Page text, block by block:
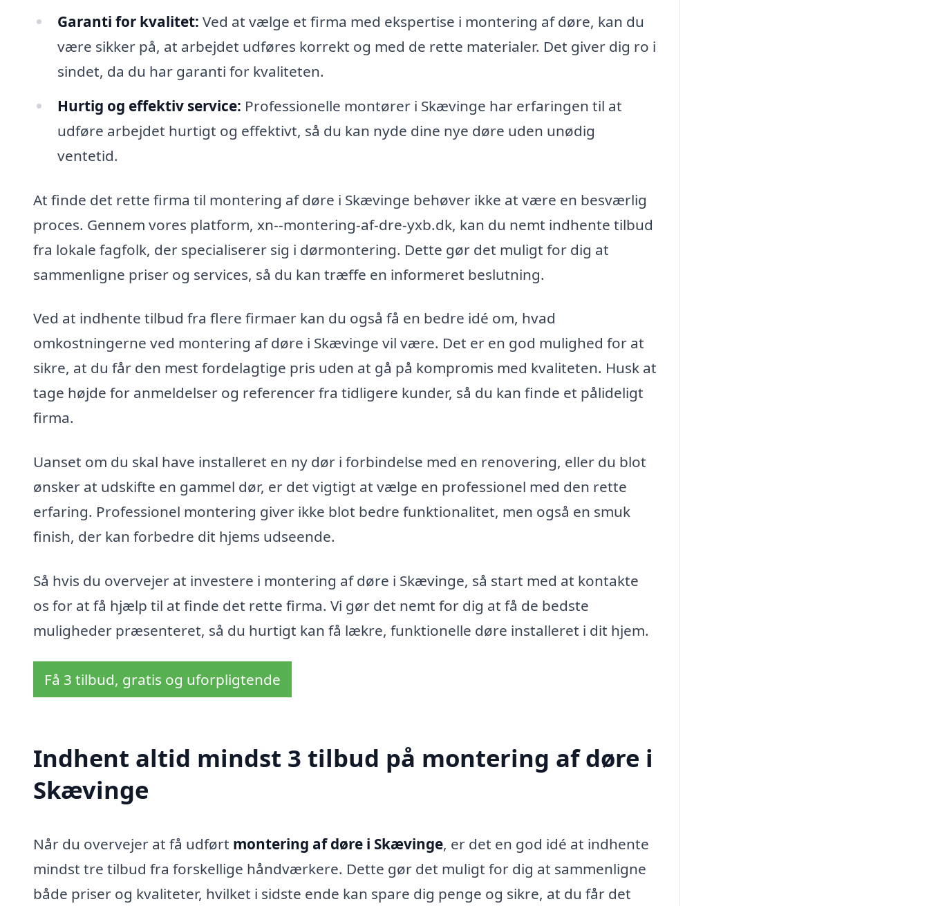
Garanti for kvalitet: Ved at vælge et firma med ekspertise i montering af døre, kan du
være sikker på, at arbejdet udføres korrekt og med de rette materialer. Det giver dig ro i
sindet, da du har garanti for kvaliteten.
Hurtig og effektiv service: Professionelle montører i Skævinge har erfaringen til at
udføre arbejdet hurtigt og effektivt, så du kan nyde dine nye døre uden unødig
ventetid.
At finde det rette firma til montering af døre i Skævinge behøver ikke at være en besværlig
proces. Gennem vores platform, xn--montering-af-dre-yxb.dk, kan du nemt indhente tilbud
fra lokale fagfolk, der specialiserer sig i dørmontering. Dette gør det muligt for dig at
sammenligne priser og services, så du kan træffe en informeret beslutning.
Ved at indhente tilbud fra flere firmaer kan du også få en bedre idé om, hvad
omkostningerne ved montering af døre i Skævinge vil være. Det er en god mulighed for at
sikre, at du får den mest fordelagtige pris uden at gå på kompromis med kvaliteten. Husk at
tage højde for anmeldelser og referencer fra tidligere kunder, så du kan finde et pålideligt
firma.
Uanset om du skal have installeret en ny dør i forbindelse med en renovering, eller du blot
ønsker at udskifte en gammel dør, er det vigtigt at vælge en professionel med den rette
erfaring. Professionel montering giver ikke blot bedre funktionalitet, men også en smuk
finish, der kan forbedre dit hjems udseende.
Så hvis du overvejer at investere i montering af døre i Skævinge, så start med at kontakte
os for at få hjælp til at finde det rette firma. Vi gør det nemt for dig at få de bedste
muligheder præsenteret, så du hurtigt kan få lækre, funktionelle døre installeret i dit hjem.
Få 3 tilbud, gratis og uforpligtende
Indhent altid mindst 3 tilbud på montering af døre i
Skævinge
Når du overvejer at få udført montering af døre i Skævinge, er det en god idé at indhente
mindst tre tilbud fra forskellige håndværkere. Dette gør det muligt for dig at sammenligne
både priser og kvaliteter, hvilket i sidste ende kan spare dig penge og sikre, at du får det